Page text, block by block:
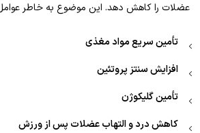
عضلات را کاهش دهد. این موضوع به خاطر عوامل
تأمین سریع مواد مغذی
افزایش سنتز پروتئین
تأمین گلیکوژن
کاهش درد و التهاب عضلات پس از ورزش